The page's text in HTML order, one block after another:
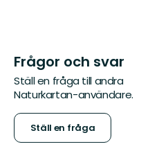
Frågor och svar
Ställ en fråga till andra
Naturkartan-användare.
Ställ en fråga